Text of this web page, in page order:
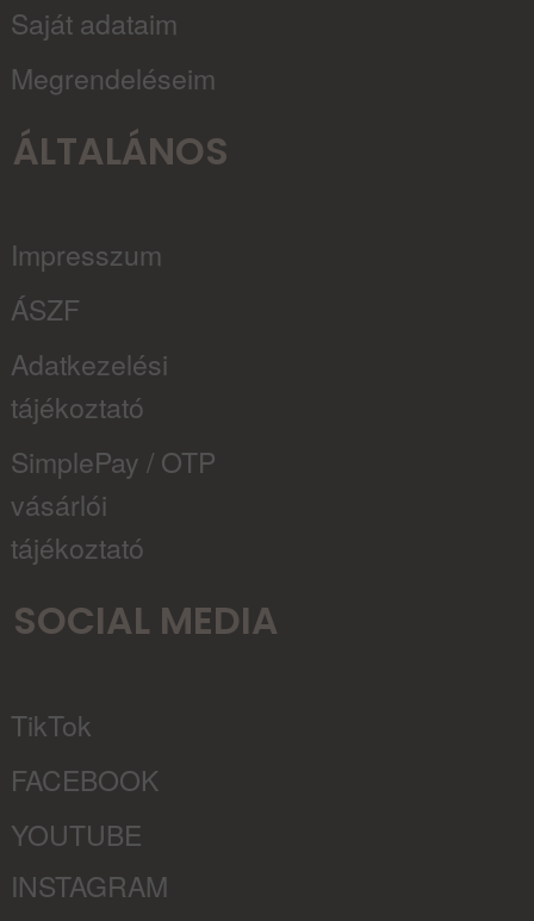
Saját adataim
Megrendeléseim
ÁLTALÁNOS
Impresszum
ÁSZF
Adatkezelési
tájékoztató
SimplePay / OTP
vásárlói
tájékoztató
SOCIAL MEDIA
TikTok
FACEBOOK
YOUTUBE
INSTAGRAM